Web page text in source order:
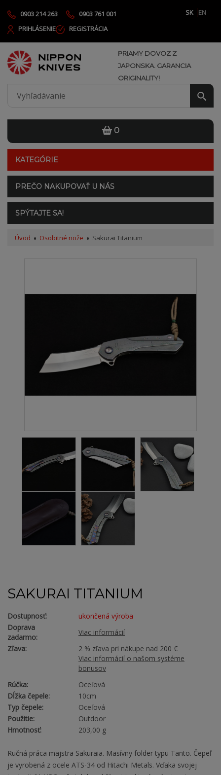
0903 214 263 0903 761 001 SK
EN
PRIHLÁSENIE
REGISTRÁCIA
PRIAMY DOVOZ Z
JAPONSKA. GARANCIA
ORIGINALITY!
0
KATEGÓRIE
PREČO NAKUPOVAŤ U NÁS
SPÝTAJTE SA!
Úvod Osobitné nože Sakurai Titanium
SAKURAI TITANIUM
Dostupnosť:
ukončená výroba
Doprava
zadarmo:
Viac informácií
Zľava:
2 % zľava pri nákupe nad 200 €
Viac informácií o našom systéme
bonusov
Rúčka:
Oceľová
Dĺžka čepele:
10cm
Typ čepele:
Oceľová
Použitie:
Outdoor
Hmotnosť:
203,00 g
Ručná práca majstra Sakuraia. Masívny folder typu Tanto. Čepeľ
je vyrobená z ocele ATS-34 od Hitachi Metals. Vďaka svojej